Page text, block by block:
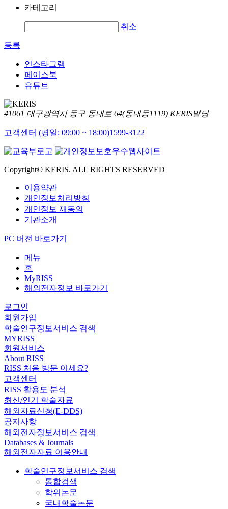
카테고리
취소
등록
인스타그램
페이스북
유튜브
41061 대구광역시 동구 동내로 64(동내동1119) KERIS빌딩
고객센터 (평일: 09:00 ~ 18:00)1599-3122
Copyright© KERIS. ALL RIGHTS RESERVED
이용약관
개인정보처리방침
개인정보 재동의
기관소개
PC 버전 바로가기
메뉴
홈
MyRISS
해외전자정보 바로가기
로그인
회원가입
학술연구정보서비스 검색
MYRISS
회원서비스
About RISS
RISS 처음 방문 이세요?
고객센터
RISS 활용도 분석
최신/인기 학술자료
해외자료신청(E-DDS)
공지사항
해외전자정보서비스 검색
Databases & Journals
해외전자자료 이용안내
학술연구정보서비스 검색
통합검색
학위논문
국내학술논문